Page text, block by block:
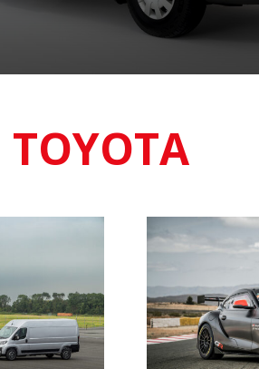
TOYOTA